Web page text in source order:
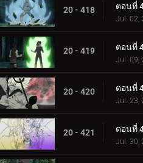
20 - 418 ตอนที่
Jul. 02,
20 - 419 ตอนที่
Jul. 09,
20 - 420 ตอนที่
Jul. 23,
20 - 421 ตอนที่
Jul. 30,